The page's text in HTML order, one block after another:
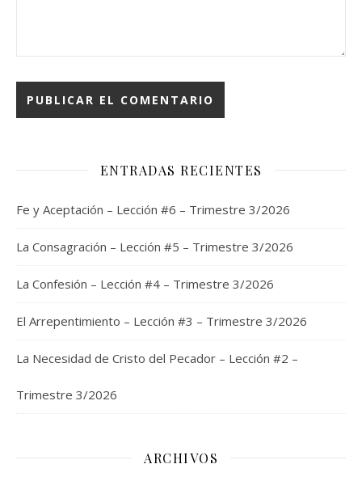
ENTRADAS RECIENTES
Fe y Aceptación – Lección #6 – Trimestre 3/2026
La Consagración – Lección #5 – Trimestre 3/2026
La Confesión – Lección #4 – Trimestre 3/2026
El Arrepentimiento – Lección #3 – Trimestre 3/2026
La Necesidad de Cristo del Pecador – Lección #2 –
Trimestre 3/2026
ARCHIVOS